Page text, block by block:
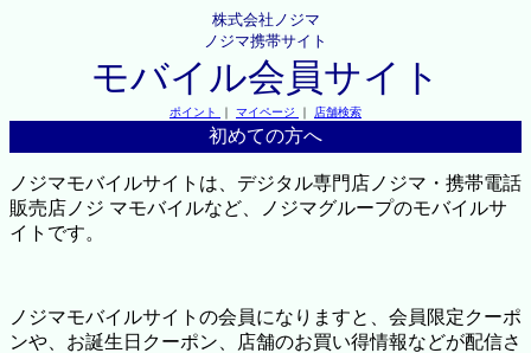
株式会社ノジマ
ノジマ携帯サイト
モバイル会員サイト
ポイント ｜ マイページ ｜ 店舗検索
初めての方へ
ノジマモバイルサイトは、デジタル専門店ノジマ・携帯電話
販売店ノジ マモバイルなど、ノジマグループのモバイルサ
イトです。
ノジマモバイルサイトの会員になりますと、会員限定クーポ
ンや、お誕生日クーポン、店舗のお買い得情報などが配信さ